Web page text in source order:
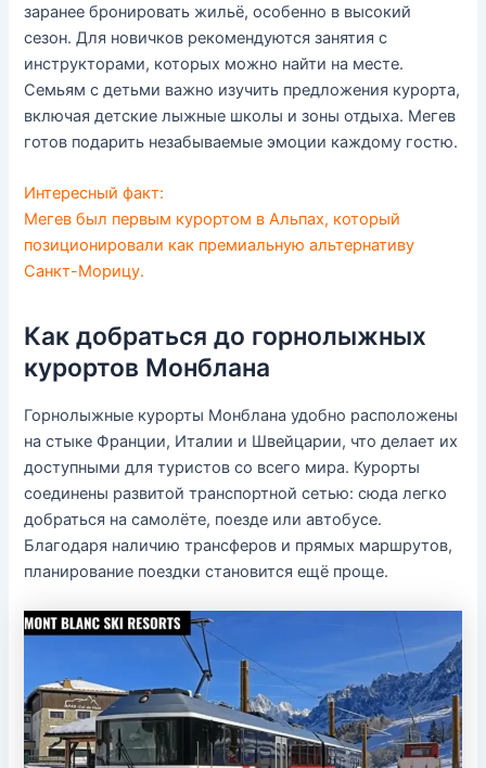
заранее бронировать жильё, особенно в высокий
сезон. Для новичков рекомендуются занятия с
инструкторами, которых можно найти на месте.
Семьям с детьми важно изучить предложения курорта,
включая детские лыжные школы и зоны отдыха. Мегев
готов подарить незабываемые эмоции каждому гостю.
Интересный факт:
Мегев был первым курортом в Альпах, который
позиционировали как премиальную альтернативу
Санкт-Морицу.
Как добраться до горнолыжных
курортов Монблана
Горнолыжные курорты Монблана удобно расположены
на стыке Франции, Италии и Швейцарии, что делает их
доступными для туристов со всего мира. Курорты
соединены развитой транспортной сетью: сюда легко
добраться на самолёте, поезде или автобусе.
Благодаря наличию трансферов и прямых маршрутов,
планирование поездки становится ещё проще.